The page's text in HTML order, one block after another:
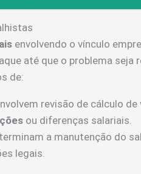
envolvendo o vínculo
até que o problema seja
de:
revisão de cálculo
ou diferenças salariais.
a manutenção do
legais.